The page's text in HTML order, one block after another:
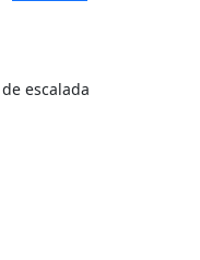
escalada